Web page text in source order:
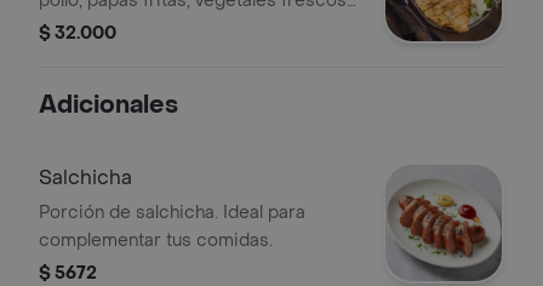
y salsa tártara
$ 32.000
Adicionales
Salchicha
Porción de salchicha. Ideal para
complementar tus comidas.
$ 5672